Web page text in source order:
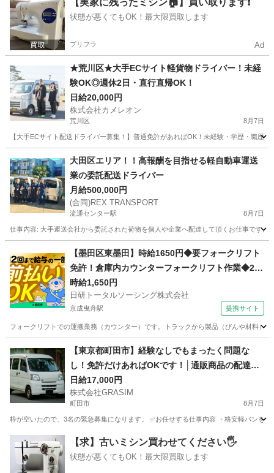
【実家に残ったミシン🏠】買い取ります❗️
状態が悪くてもOK！最大限買取します
プリフラ Ad
★荒川区★大手ECサイト軽貨物ドライバー！未経
験OK◎週休2日・直行直帰OK！
日給20,000円
株式会社カメレオン
荒川区 8月7日
【大手ECサイト配送ドライバー募集！】普通免許があればOK！未経験・学歴・職
ドライバー 積み込み
大田区エリア！！高報酬を目指せる軽自動車運送
業の委託配送ドライバー
月給500,000円
(合同)REX TRANSPORT
流通センター駅 8月7日
仕事内容: 大手運送会社から委託された荷物を個人や企業へ配達して頂くお仕事です
流通センター駅 配送 出来高制
【墨田区東墨田】時給1650円◆要フォークリフト
免許！倉庫内カウンターフォークリフト作業◆20
代～30代活躍中
時給1,650円
日研トータルソーシング株式会社
京成曳舟駅 提携サイト
フォークリフトでの運搬業務（カウンター）です。トラックから製品（びんや材料）
京成曳舟駅 ドライバー
【東京都町田市】経験なしでもまったく問題な
し！免許だけあればOKです！│通販商品の配達ド
ライバーを募集中！
日給17,000円
株式会社GRASIM
町田市 8月7日
枠が空いたので、3名の緊急募集になります。 ✅お任せする仕事内容 ・格安軽バン
東京 町田市 ドライバー 荷物
【求】古いミシン買わせてください🖐️
状態が悪くてもOK！最大限買取します